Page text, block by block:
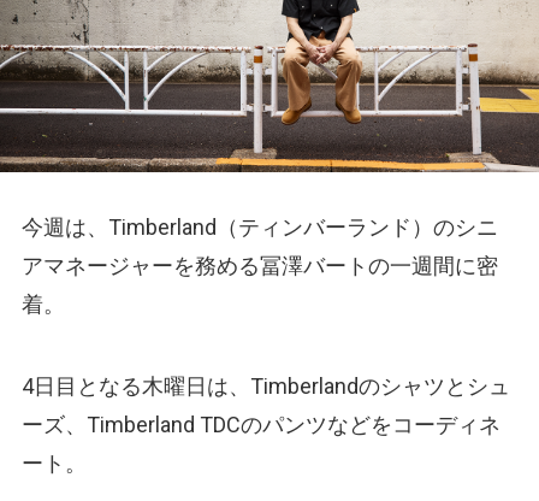
今週は、Timberland（ティンバーランド）のシニ
アマネージャーを務める冨澤バートの一週間に密
着。
4日目となる木曜日は、Timberlandのシャツとシュ
ーズ、Timberland TDCのパンツなどをコーディネ
ート。